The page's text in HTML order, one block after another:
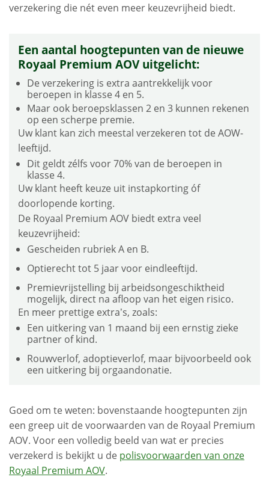
verzekering die nét even meer keuzevrijheid biedt.
Een aantal hoogtepunten van de nieuwe
Royaal Premium AOV uitgelicht:
De verzekering is extra aantrekkelijk voor
beroepen in klasse 4 en 5.
Maar ook beroepsklassen 2 en 3 kunnen rekenen
op een scherpe premie.
Uw klant kan zich meestal verzekeren tot de AOW-
leeftijd.
Dit geldt zélfs voor 70% van de beroepen in
klasse 4.
Uw klant heeft keuze uit instapkorting óf
doorlopende korting.
De Royaal Premium AOV biedt extra veel
keuzevrijheid:
Gescheiden rubriek A en B.
Optierecht tot 5 jaar voor eindleeftijd.
Premievrijstelling bij arbeidsongeschiktheid
mogelijk, direct na afloop van het eigen risico.
En meer prettige extra’s, zoals:
Een uitkering van 1 maand bij een ernstig zieke
partner of kind.
Rouwverlof, adoptieverlof, maar bijvoorbeeld ook
een uitkering bij orgaandonatie.
Goed om te weten: bovenstaande hoogtepunten zijn
een greep uit de voorwaarden van de Royaal Premium
AOV. Voor een volledig beeld van wat er precies
verzekerd is bekijkt u de polisvoorwaarden van onze
Royaal Premium AOV.